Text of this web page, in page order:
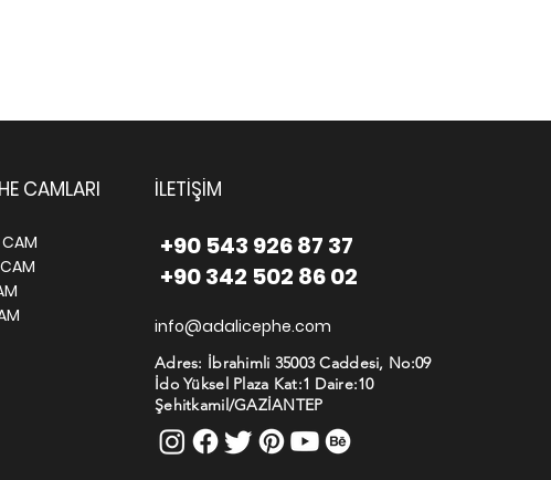
CAMLARI İLETİŞİM
CAM
+90 543 926 87 37
+90 342 502 86 02
info@adalicephe.com
Adres: İbrahimli 35003 Caddesi, No:09
İdo Yüksel Plaza Kat:1 Daire:10
Şehitkamil/GAZİANTEP